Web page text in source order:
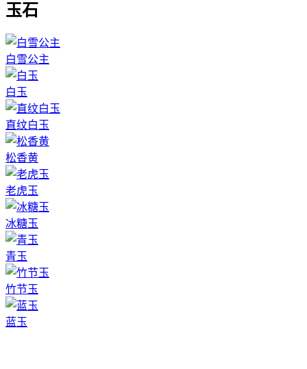
玉石
白雪公主
白玉
直纹白玉
松香黄
老虎玉
冰糖玉
青玉
竹节玉
蓝玉